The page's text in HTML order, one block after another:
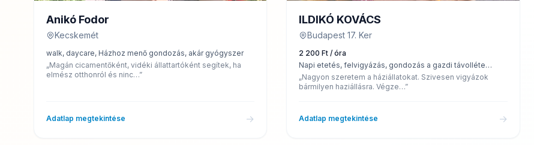
Anikó Fodor
Kecskemét
walk, daycare, Házhoz menő gondozás, akár gyógyszer
„Magán cicamentőként, vidéki állattartóként segítek, ha
elmész otthonról és ninc…”
Adatlap megtekintése →
ILDIKÓ KOVÁCS
Budapest 17. Ker
2 200 Ft / óra
Napi etetés, felvigyázás, gondozás a gazdi távolléte
esetén az állat saját jól megszokott helyén.
„Nagyon szeretem a háziállatokat. Szivesen vigyázok
bármilyen haziállásra. Végze…”
Adatlap megtekintése →